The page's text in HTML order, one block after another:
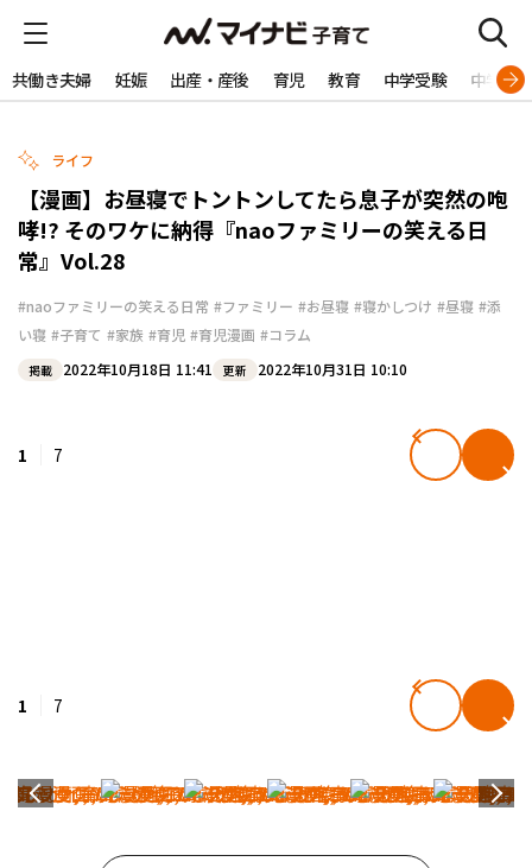
共働き夫婦 妊娠 出産・産後 育児 教育 中学受験 中学生
ライフ
【漫画】お昼寝でトントンしてたら息子が突然の咆
哮!? そのワケに納得『naoファミリーの笑える日
常』Vol.28
#naoファミリーの笑える日常 #ファミリー #お昼寝 #寝かしつけ #昼寝 #添
い寝 #子育て #家族 #育児 #育児漫画 #コラム
掲載 2022年10月18日 11:41 更新 2022年10月31日 10:10
1 7
1 7